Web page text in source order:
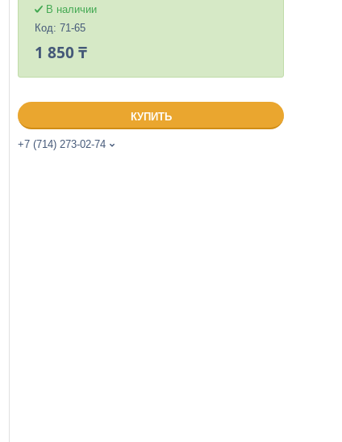
В наличии
Код: 71-65
1 850 ₸
КУПИТЬ
+7 (714) 273-02-74